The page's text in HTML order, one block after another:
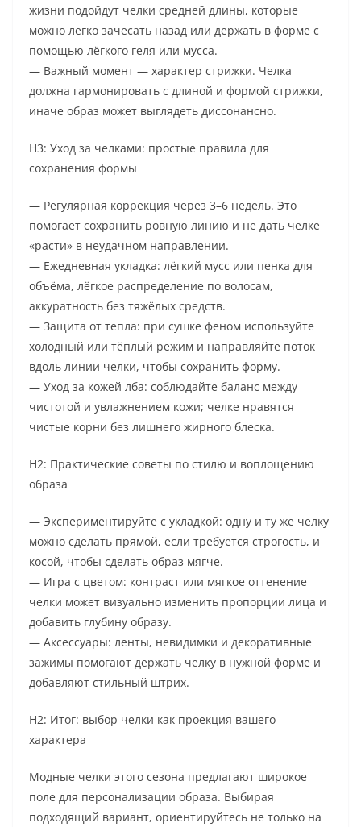
жизни подойдут челки средней длины, которые
можно легко зачесать назад или держать в форме с
помощью лёгкого геля или мусса.
— Важный момент — характер стрижки. Челка
должна гармонировать с длиной и формой стрижки,
иначе образ может выглядеть диссонансно.
H3: Уход за челками: простые правила для
сохранения формы
— Регулярная коррекция через 3–6 недель. Это
помогает сохранить ровную линию и не дать челке
«расти» в неудачном направлении.
— Ежедневная укладка: лёгкий мусс или пенка для
объёма, лёгкое распределение по волосам,
аккуратность без тяжёлых средств.
— Защита от тепла: при сушке феном используйте
холодный или тёплый режим и направляйте поток
вдоль линии челки, чтобы сохранить форму.
— Уход за кожей лба: соблюдайте баланс между
чистотой и увлажнением кожи; челке нравятся
чистые корни без лишнего жирного блеска.
H2: Практические советы по стилю и воплощению
образа
— Экспериментируйте с укладкой: одну и ту же челку
можно сделать прямой, если требуется строгость, и
косой, чтобы сделать образ мягче.
— Игра с цветом: контраст или мягкое оттенение
челки может визуально изменить пропорции лица и
добавить глубину образу.
— Аксессуары: ленты, невидимки и декоративные
зажимы помогают держать челку в нужной форме и
добавляют стильный штрих.
H2: Итог: выбор челки как проекция вашего
характера
Модные челки этого сезона предлагают широкое
поле для персонализации образа. Выбирая
подходящий вариант, ориентируйтесь не только на